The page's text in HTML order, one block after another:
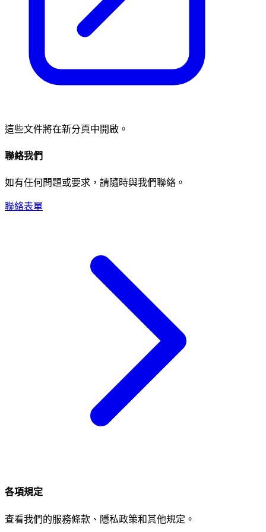
這些文件將在新分頁中開啟。
聯絡我們
如有任何問題或要求，請隨時與我們聯絡。
聯絡表單
各項規定
查看我們的服務條款、隱私政策和其他規定。